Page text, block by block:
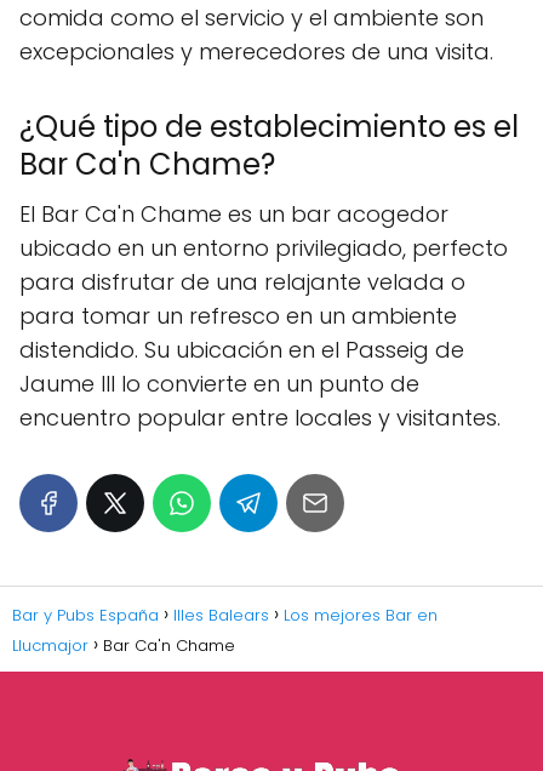
comida como el servicio y el ambiente son
excepcionales y merecedores de una visita.
¿Qué tipo de establecimiento es el
Bar Ca'n Chame?
El Bar Ca'n Chame es un bar acogedor
ubicado en un entorno privilegiado, perfecto
para disfrutar de una relajante velada o
para tomar un refresco en un ambiente
distendido. Su ubicación en el Passeig de
Jaume III lo convierte en un punto de
encuentro popular entre locales y visitantes.
Bar y Pubs España Illes Balears
Los mejores Bar en
Llucmajor
Bar Ca'n Chame